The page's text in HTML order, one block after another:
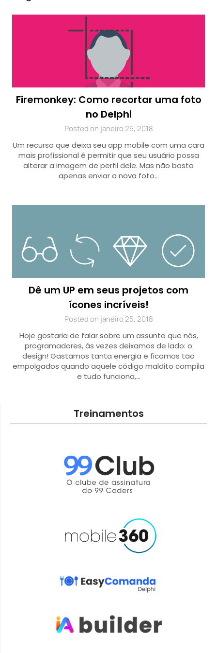
Firemonkey: Como recortar uma foto
no Delphi
Posted on janeiro 25, 2018
Um recurso que deixa seu app mobile com uma cara
mais profissional é permitir que seu usuário possa
alterar a imagem de perfil dele. Mas não basta
apenas enviar a nova foto…
Dê um UP em seus projetos com
ícones incríveis!
Posted on janeiro 25, 2018
Hoje gostaria de falar sobre um assunto que nós,
programadores, às vezes deixamos de lado: o
design! Gastamos tanta energia e ficamos tão
empolgados quando aquele código maldito compila
e tudo funciona,…
Treinamentos